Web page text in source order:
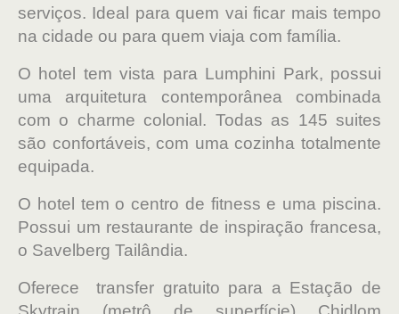
serviços. Ideal para quem vai ficar mais tempo
na cidade ou para quem viaja com família.
O hotel tem vista para Lumphini Park, possui
uma arquitetura contemporânea combinada
com o charme colonial. Todas as 145 suites
são confortáveis, com uma cozinha totalmente
equipada.
O hotel tem o centro de fitness e uma piscina.
Possui um restaurante de inspiração francesa,
o Savelberg Tailândia.
Oferece transfer gratuito para a Estação de